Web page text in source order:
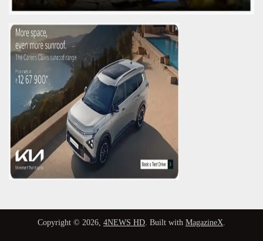
Copyright © 2026, 4NEWS HD . Built with MagazineX